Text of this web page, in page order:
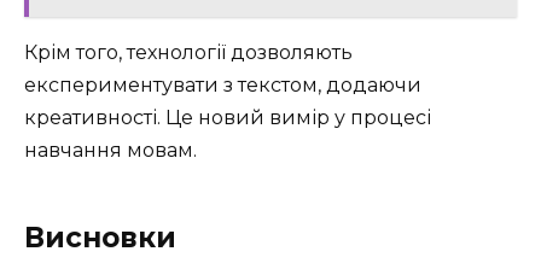
Крім того, технології дозволяють
експериментувати з текстом, додаючи
креативності. Це новий вимір у процесі
навчання мовам.
Висновки